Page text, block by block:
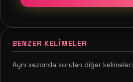
BENZER KELIMELER
Aynı sezonda sorulan diğer kelimeler: